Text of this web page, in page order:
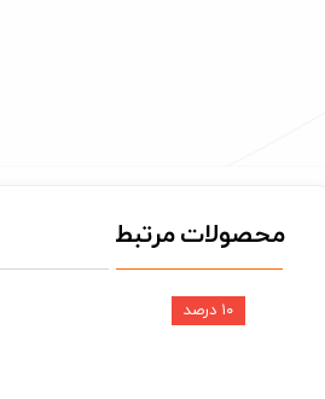
محصولات مرتبط
۱۰ درصد